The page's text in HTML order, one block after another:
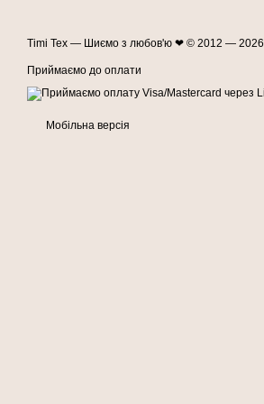
Timi Tex — Шиємо з любов'ю ❤ © 2012 — 2026
Приймаємо до оплати
Мобільна версія